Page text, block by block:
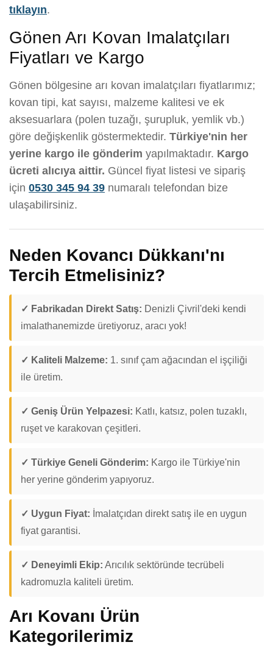
tıklayın.
Gönen Arı Kovan Imalatçıları
Fiyatları ve Kargo
Gönen bölgesine arı kovan imalatçıları fiyatlarımız;
kovan tipi, kat sayısı, malzeme kalitesi ve ek
aksesuarlara (polen tuzağı, şurupluk, yemlik vb.)
göre değişkenlik göstermektedir. Türkiye'nin her
yerine kargo ile gönderim yapılmaktadır. Kargo
ücreti alıcıya aittir. Güncel fiyat listesi ve sipariş
için 0530 345 94 39 numaralı telefondan bize
ulaşabilirsiniz.
Neden Kovancı Dükkanı'nı
Tercih Etmelisiniz?
✓ Fabrikadan Direkt Satış: Denizli Çivril'deki kendi
imalathanemizde üretiyoruz, aracı yok!
✓ Kaliteli Malzeme: 1. sınıf çam ağacından el işçiliği
ile üretim.
✓ Geniş Ürün Yelpazesi: Katlı, katsız, polen tuzaklı,
ruşet ve karakovan çeşitleri.
✓ Türkiye Geneli Gönderim: Kargo ile Türkiye'nin
her yerine gönderim yapıyoruz.
✓ Uygun Fiyat: İmalatçıdan direkt satış ile en uygun
fiyat garantisi.
✓ Deneyimli Ekip: Arıcılık sektöründe tecrübeli
kadromuzla kaliteli üretim.
Arı Kovanı Ürün
Kategorilerimiz